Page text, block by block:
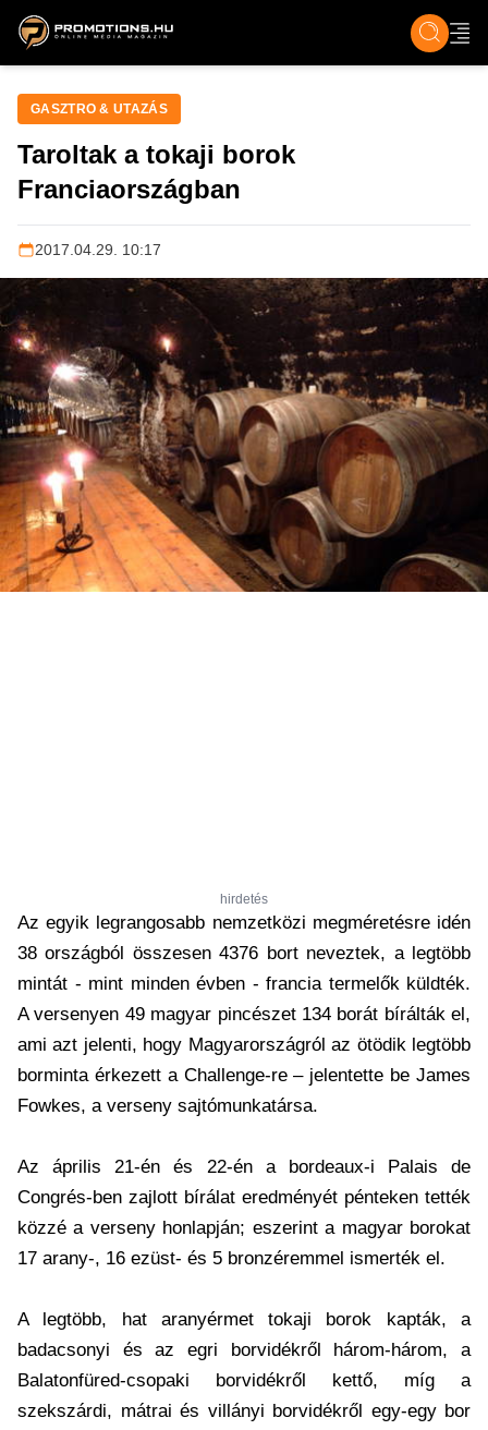
ZENE, FILM & KULT ÉLET TECH &
GASZTRO & UTAZÁS
Taroltak a tokaji borok
Franciaországban
2017.04.29. 10:17
hirdetés
Az egyik legrangosabb nemzetközi megméretésre idén
38 országból összesen 4376 bort neveztek, a legtöbb
mintát - mint minden évben - francia termelők küldték.
A versenyen 49 magyar pincészet 134 borát bírálták el,
ami azt jelenti, hogy Magyarországról az ötödik legtöbb
borminta érkezett a Challenge-re – jelentette be James
Fowkes, a verseny sajtómunkatársa.
Az április 21-én és 22-én a bordeaux-i Palais de
Congrés-ben zajlott bírálat eredményét pénteken tették
közzé a verseny honlapján; eszerint a magyar borokat
17 arany-, 16 ezüst- és 5 bronzéremmel ismerték el.
A legtöbb, hat aranyérmet tokaji borok kapták, a
badacsonyi és az egri borvidékről három-három, a
Balatonfüred-csopaki borvidékről kettő, míg a
szekszárdi, mátrai és villányi borvidékről egy-egy bor